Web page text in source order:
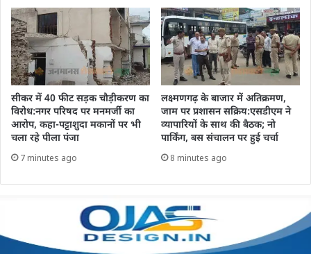
सीकर में 40 फीट सड़क चौड़ीकरण का
विरोध:नगर परिषद पर मनमर्जी का
आरोप, कहा-पट्टाशुदा मकानों पर भी
चला रहे पीला पंजा
7 minutes ago
लक्ष्मणगढ़ के बाजार में अतिक्रमण,
जाम पर प्रशासन सक्रिय:एसडीएम ने
व्यापारियों के साथ की बैठक; नो
पार्किंग, बस संचालन पर हुई चर्चा
8 minutes ago